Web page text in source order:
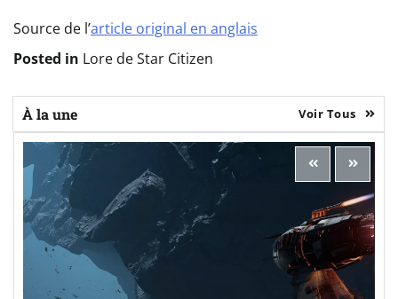
Source de l’article original en anglais
Posted in Lore de Star Citizen
À la une Voir Tous